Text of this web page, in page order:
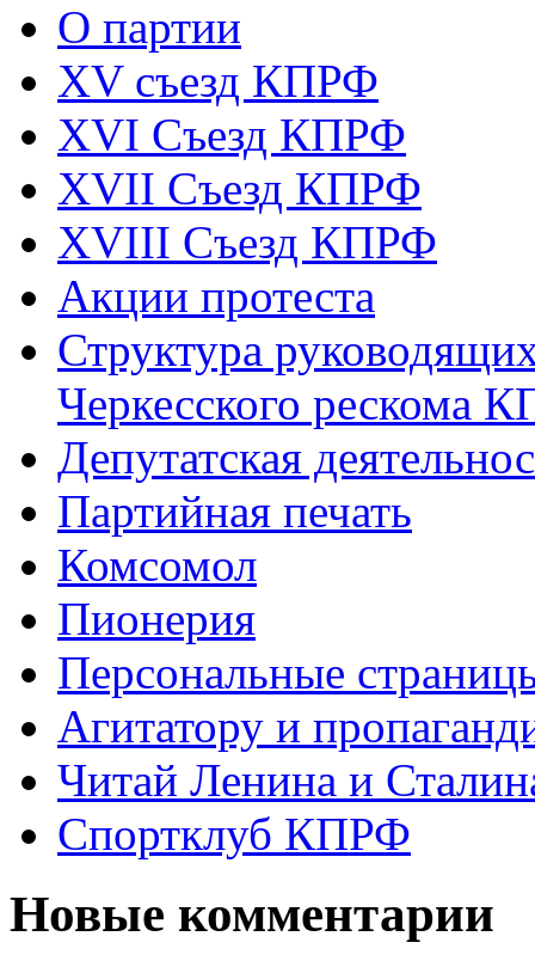
О партии
XV съезд КПРФ
XVI Съезд КПРФ
XVII Cъезд КПРФ
XVIII Cъезд КПРФ
Акции протеста
Структура
Черкесского рескома
Депутатская
Партийная печать
Комсомол
Пионерия
Персональные
Агитатору и
Читай Ленина и
Спортклуб КПРФ
Новые комментарии